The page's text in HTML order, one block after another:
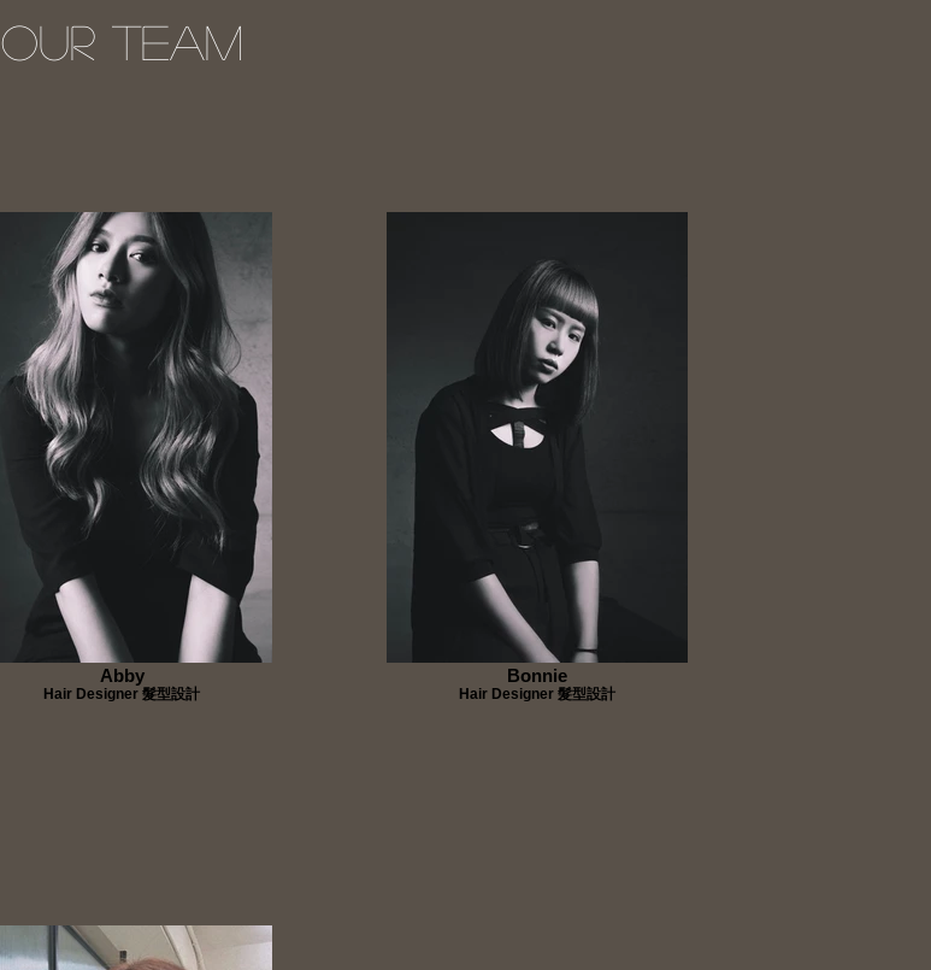
OUR TEAM​
Abby
Hair Designer 髮型設計
Bonnie
Hair Designer 髮型設計